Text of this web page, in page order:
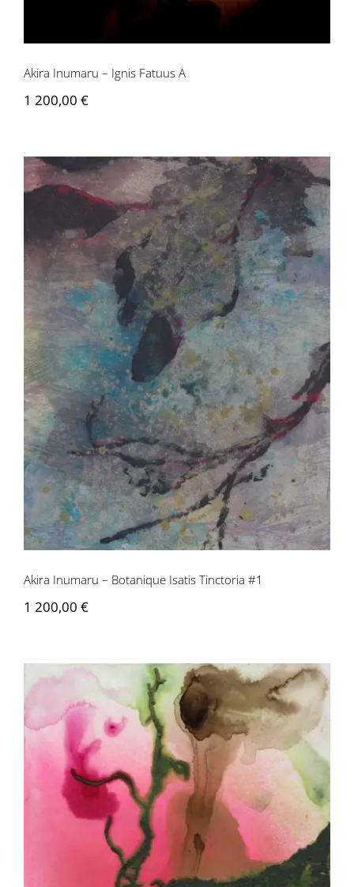
Akira Inumaru – Ignis Fatuus A
1 200,00 €
Akira Inumaru – Botanique Isatis
Tinctoria #1
Akira Inumaru – Botanique Isatis Tinctoria #1
1 200,00 €
Akira Inumaru – Cimes et racines :
Anémone 1